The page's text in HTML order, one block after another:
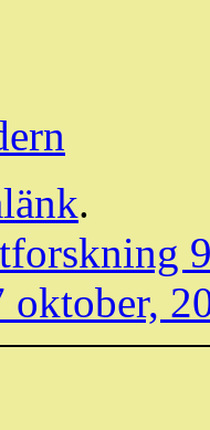
.
oktober,